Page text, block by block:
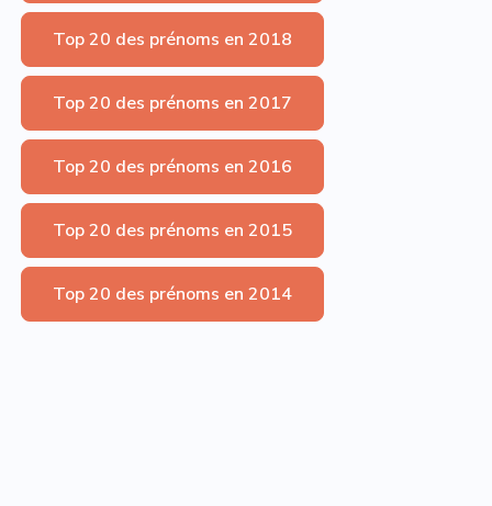
Top 20 des prénoms en 2018
Top 20 des prénoms en 2017
Top 20 des prénoms en 2016
Top 20 des prénoms en 2015
Top 20 des prénoms en 2014